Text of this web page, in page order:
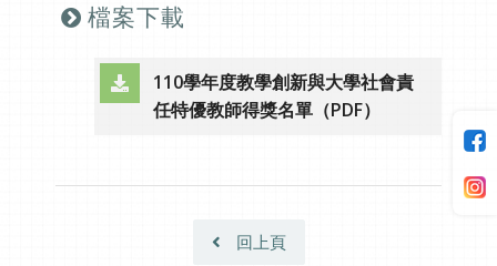
檔案下載
110學年度教學創新與大學社會責
任特優教師得獎名單（PDF）
（另開新視窗）
回上頁